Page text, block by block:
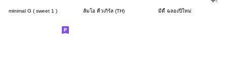
minimal G ( sweet 1 ) ส้มโอ คิ้วเกิร์ล (TH) มีดี้ ฉลองปีใหม่